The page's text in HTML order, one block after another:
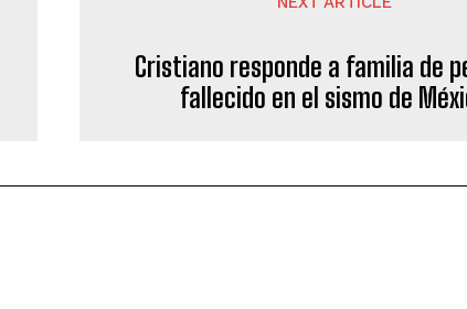
Cristiano responde a familia de
fallecido en el sismo de